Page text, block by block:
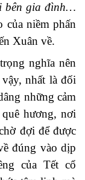
bên gia đình…
của niềm phấn
Xuân về.
nghĩa nên
nhất là đối
những cảm
hương, nơi
đợi để được
đúng vào dịp
của Tết cổ